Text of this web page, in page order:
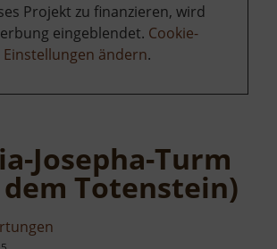
Projekt zu finanzieren, wird
eingeblendet. Cookie-
Einstellungen ändern.
Josepha-Turm
Totenstein)